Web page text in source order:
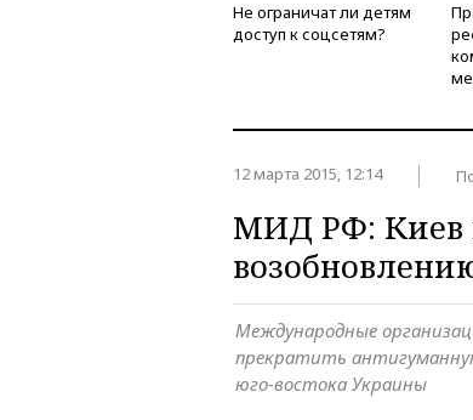
Не ограничат ли детям
доступ к соцсетям?
12 марта 2015, 12:14
МИД РФ: Киев
Международные
прекратить
юго-востока Украины